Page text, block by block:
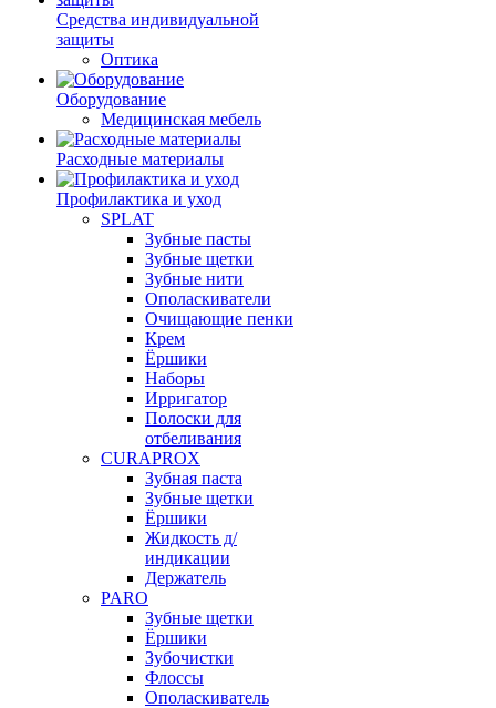
Средства индивидуальной
защиты
Оптика
Оборудование
Медицинская мебель
Расходные материалы
Профилактика и уход
SPLAT
Зубные пасты
Зубные щетки
Зубные нити
Ополаскиватели
Очищающие пенки
Крем
Ёршики
Наборы
Ирригатор
Полоски для
отбеливания
CURAPROX
Зубная паста
Зубные щетки
Ёршики
Жидкость д/
индикации
Держатель
PARO
Зубные щетки
Ёршики
Зубочистки
Флоссы
Ополаскиватель